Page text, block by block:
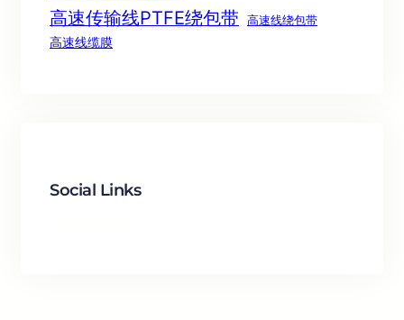
高速传输线PTFE绕包带
高速线绕包带
高速线缆膜
Social Links